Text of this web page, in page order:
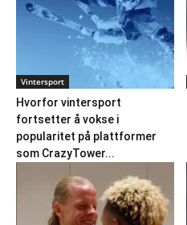
Vintersport
Hvorfor vintersport
fortsetter å vokse i
popularitet på plattformer
som CrazyTower...